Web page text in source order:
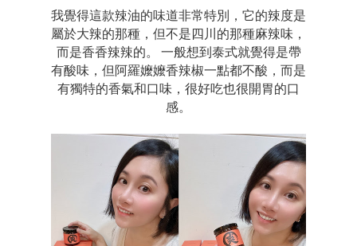
我覺得這款辣油的味道非常特別，它的辣度是
屬於大辣的那種，但不是四川的那種麻辣味，
而是香香辣辣的。 一般想到泰式就覺得是帶
有酸味，但阿羅嬤嬤香辣椒一點都不酸，而是
有獨特的香氣和口味，很好吃也很開胃的口
感。